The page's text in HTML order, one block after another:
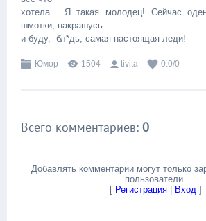
хотела... Я такая молодец! Сейчас
шмотки, накрашусь -
и буду, бл*дь, самая настоящая леди!
Юмор 1504 tivita 0.0/0
Всего комментариев: 0
Добавлять комментарии могут только
пользователи.
[ Регистрация| Вход]